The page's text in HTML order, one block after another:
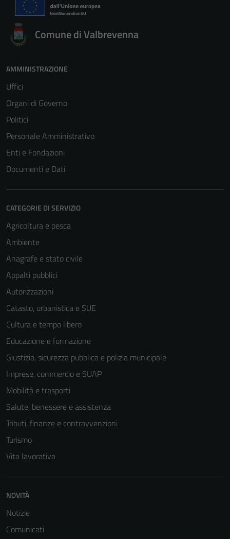
Comune di Valbrevenna
AMMINISTRAZIONE
Uffici
Organi di Governo
Politici
Personale Amministrativo
Enti e Fondazioni
Documenti e Dati
CATEGORIE DI SERVIZIO
Agricoltura e pesca
Ambiente
Anagrafe e stato civile
Appalti pubblici
Autorizzazioni
Catasto, urbanistica e SUE
Cultura e tempo libero
Educazione e formazione
Giustizia, sicurezza pubblica e polizia municipale
Imprese, commercio e SUAP
Mobilità e trasporti
Salute, benessere e assistenza
Tributi, finanze e contravvenzioni
Turismo
Vita lavorativa
NOVITÀ
Notizie
Comunicati